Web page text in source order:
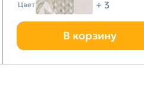
Цвет + 3
В корзину